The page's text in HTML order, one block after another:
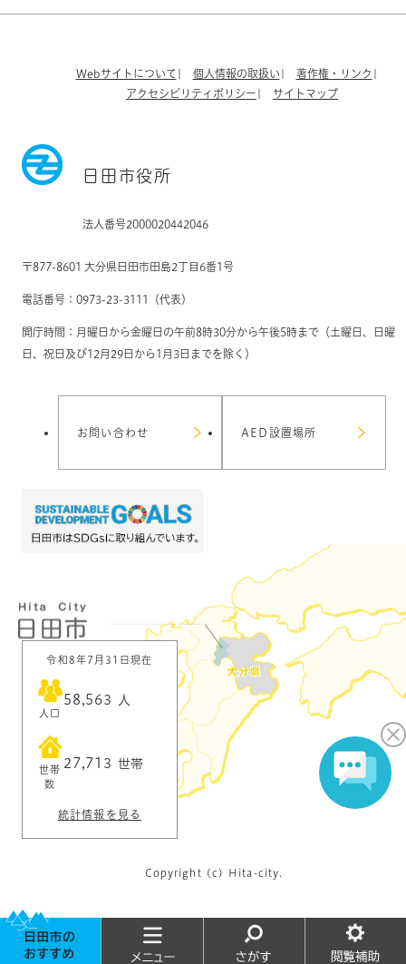
Webサイトについて 個人情報の取扱い
著作権・リンク
アクセシビリティポリシー
サイトマップ
日田市役所
法人番号2000020442046
〒877-8601 大分県日田市田島2丁目6番1号
電話番号：0973-23-3111（代表）
開庁時間：月曜日から金曜日の午前8時30分から午後5時まで（土曜日、日曜
日、祝日及び12月29日から1月3日までを除く）
お問い合わせ AED設置場所
令和8年7月31日現在
人口
58,563 人
世帯
数
27,713 世帯
統計情報を見る
Copyright (c) Hita-city.